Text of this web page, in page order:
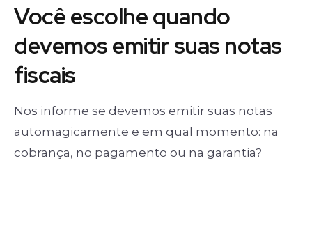
Você escolhe quando
devemos emitir suas notas
fiscais
Nos informe se devemos emitir suas notas
automagicamente e em qual momento: na
cobrança, no pagamento ou na garantia?